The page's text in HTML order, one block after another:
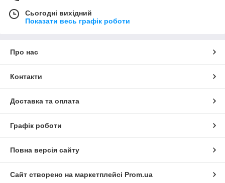
Сьогодні вихідний
Показати весь графік роботи
Про нас
Контакти
Доставка та оплата
Графік роботи
Повна версія сайту
Сайт створено на маркетплейсі Prom.ua